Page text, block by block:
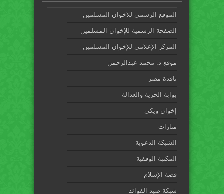
الموقع الرسمي للاخوان المسلمين
الصفحة الرسمية للإخوان المسلمين
المركز الإعلامي للإخوان المسلمين
موقع د. محمد عبدالرحمن
نافذة مصر
بوابة الحرية والعدالة
إخوان ويكي
منارات
الشبكة الدعوية
المكتبة الوقفية
قصة الإسلام
شبكة صيد الفوائد